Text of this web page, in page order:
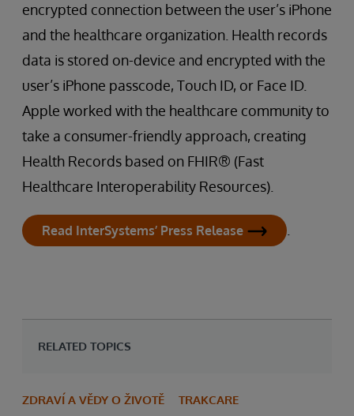
encrypted connection between the user’s iPhone
and the healthcare organization. Health records
data is stored on-device and encrypted with the
user’s iPhone passcode, Touch ID, or Face ID.
Apple worked with the healthcare community to
take a consumer-friendly approach, creating
Health Records based on FHIR® (Fast
Healthcare Interoperability Resources).
Read InterSystems’ Press Release
RELATED TOPICS
ZDRAVÍ A VĚDY O ŽIVOTĚ TRAKCARE